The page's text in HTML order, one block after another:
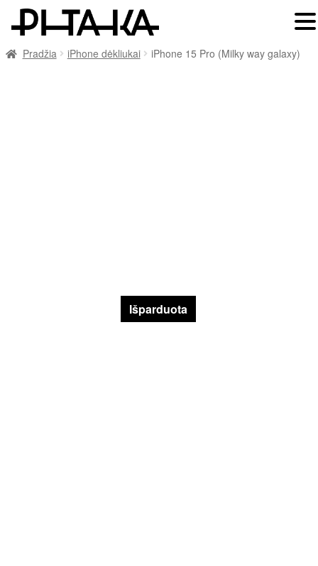
Pradžia iPhone dėkliukai iPhone 15 Pro (Milky way galaxy)
Išparduota